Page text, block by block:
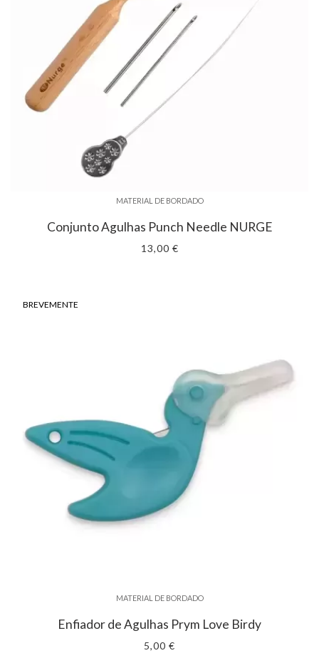
MATERIAL DE BORDADO
Conjunto Agulhas Punch Needle NURGE
13,00 €
BREVEMENTE
MATERIAL DE BORDADO
Enfiador de Agulhas Prym Love Birdy
5,00 €